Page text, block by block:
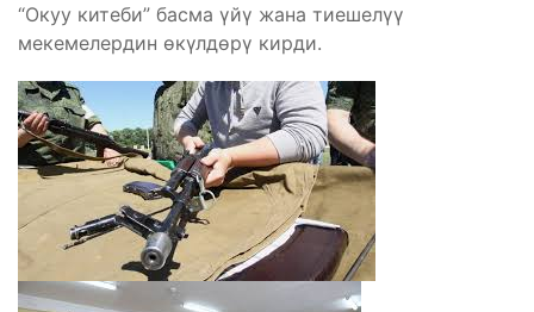
“Окуу китеби” басма үйү жана тиешелүү
мекемелердин өкүлдөрү кирди.